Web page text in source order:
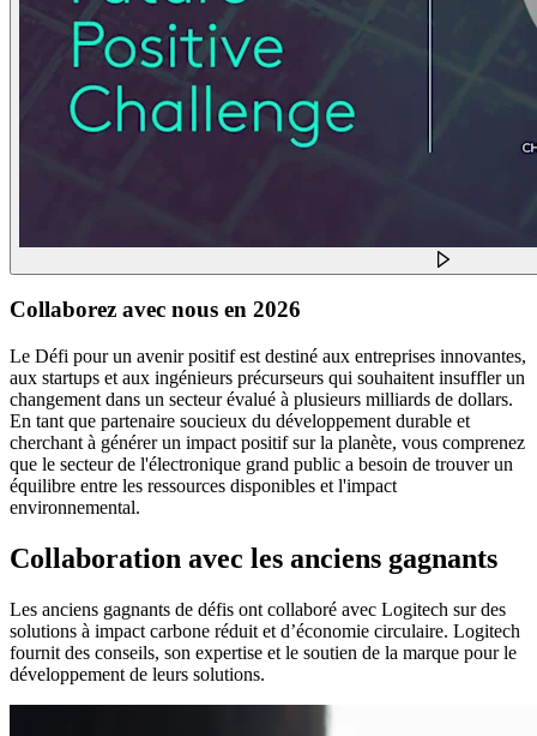
Collaborez avec nous en 2026
Le Défi pour un avenir positif est destiné aux entreprises innovantes,
aux startups et aux ingénieurs précurseurs qui souhaitent insuffler un
changement dans un secteur évalué à plusieurs milliards de dollars.
En tant que partenaire soucieux du développement durable et
cherchant à générer un impact positif sur la planète, vous comprenez
que le secteur de l'électronique grand public a besoin de trouver un
équilibre entre les ressources disponibles et l'impact
environnemental.
Collaboration avec les anciens gagnants
Les anciens gagnants de défis ont collaboré avec Logitech sur des
solutions à impact carbone réduit et d’économie circulaire. Logitech
fournit des conseils, son expertise et le soutien de la marque pour le
développement de leurs solutions.